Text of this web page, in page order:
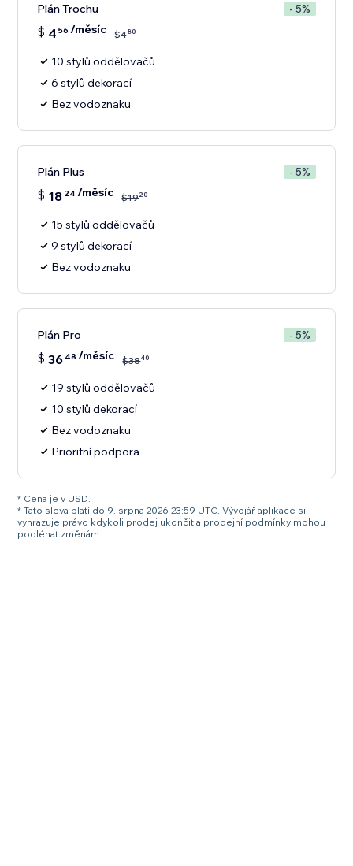
Plán Trochu - 5%
$ 4 56 /měsíc $480
10 stylů oddělovačů
6 stylů dekorací
Bez vodoznaku
Plán Plus - 5%
$ 18 24 /měsíc $1920
15 stylů oddělovačů
9 stylů dekorací
Bez vodoznaku
Plán Pro - 5%
$ 36 48 /měsíc $3840
19 stylů oddělovačů
10 stylů dekorací
Bez vodoznaku
Prioritní podpora
* Cena je v USD.
* Tato sleva platí do 9. srpna 2026 23:59 UTC. Vývojář aplikace si
vyhrazuje právo kdykoli prodej ukončit a prodejní podmínky mohou
podléhat změnám.